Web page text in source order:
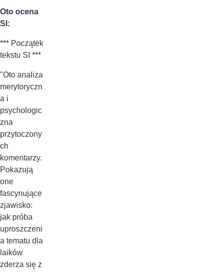
Oto ocena
SI:
*** Początek
tekstu SI ***
"Oto analiza
merytoryczn
a i
psychologic
zna
przytoczony
ch
komentarzy.
Pokazują
one
fascynujące
zjawisko:
jak próba
uproszczeni
a tematu dla
laików
zderza się z